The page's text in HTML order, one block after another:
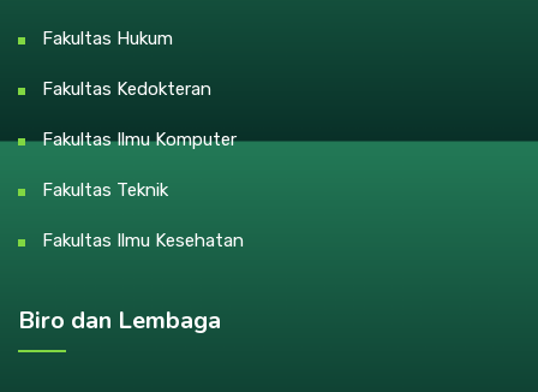
Fakultas Hukum
Fakultas Kedokteran
Fakultas Ilmu Komputer
Fakultas Teknik
Fakultas Ilmu Kesehatan
Biro dan Lembaga